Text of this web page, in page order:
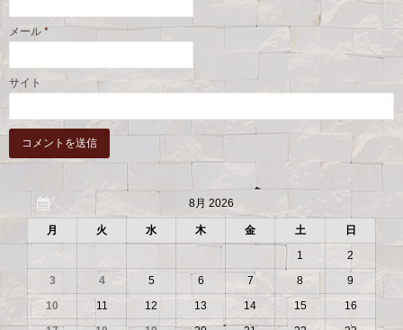
メール *
サイト
8月 2026
月 火 水 木 金 土
日
1
2
3
4 5 6 7 8
9
10
11 12 13 14 15
16